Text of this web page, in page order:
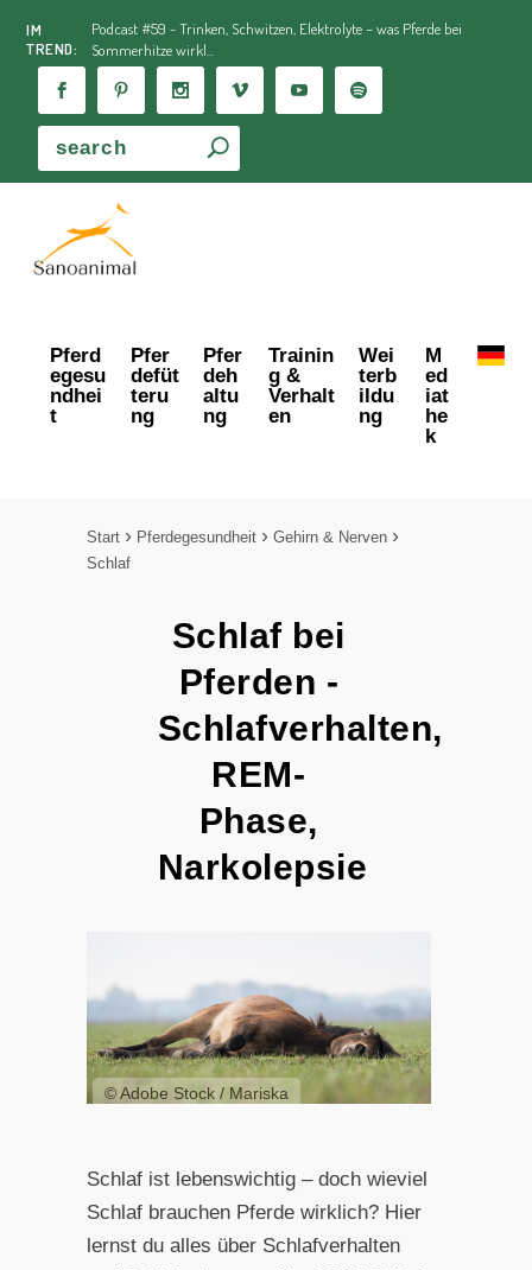
IM
TREND:
Podcast #59 - Trinken, Schwitzen, Elektrolyte – was Pferde bei
Sommerhitze wirkl...
Pferd
egesu
ndhei
t
Pfer
defüt
teru
ng
Pfer
deh
altu
ng
Trainin
g &
Verhalt
en
Wei
terb
ildu
ng
M
ed
iat
he
k
Start Pferdegesundheit
Gehirn & Nerven
Schlaf
Schlaf bei
Pferden -
Schlafverhalten,
REM-
Phase,
Narkolepsie
© Adobe Stock / Mariska
Schlaf ist lebenswichtig – doch wieviel
Schlaf brauchen Pferde wirklich? Hier
lernst du alles über Schlafverhalten